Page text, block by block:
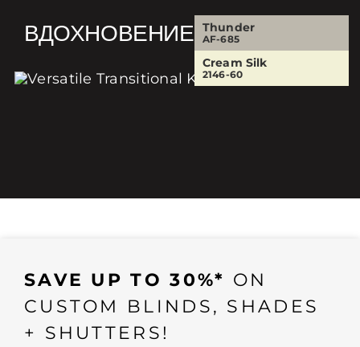
ВДОХНОВЕНИЕ Thunder
AF-685
Cream Silk
2146-60
SAVE UP TO 30%* ON
CUSTOM BLINDS, SHADES
+ SHUTTERS!